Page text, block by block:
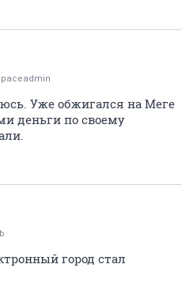
Уже обжигался на Меге
деньги по своему
город стал